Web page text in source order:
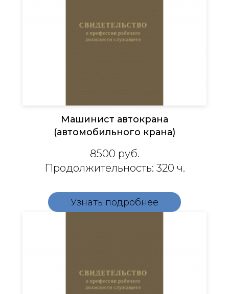
Машинист автокрана
(автомобильного крана)
8500 руб.
Продолжительность: 320 ч.
Узнать подробнее